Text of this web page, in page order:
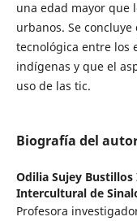
una edad mayor que
urbanos. Se
tecnológica entre los
indígenas y que el
uso de las tic.
Biografía del
Odilia Sujey Bustillos
Intercultural de
Profesora